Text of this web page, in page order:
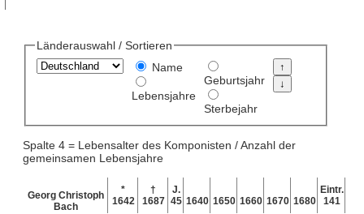
Länderauswahl / Sortieren
Name
Lebensjahre
Geburtsjahr
Sterbejahr
Spalte 4 = Lebensalter des Komponisten / Anzahl der
gemeinsamen Lebensjahre
Georg Christoph
Bach
*
1642
†
1687
J.
45 1640 1650 1660 1670 1680
Eintr.
141